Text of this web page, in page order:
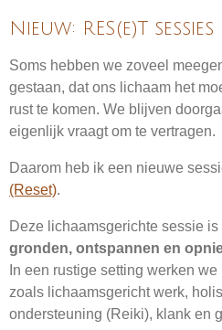
Nieuw: RES(e)T sessies
Soms hebben we zoveel
gestaan, dat ons lichaam het
rust te komen. We blijven
eigenlijk vraagt om te vertragen.
Daarom heb ik een nieuwe
(Reset).
Deze lichaamsgerichte sessie
gronden, ontspannen en
In een rustige setting werken
zoals lichaamsgericht werk,
ondersteuning (Reiki), klank en